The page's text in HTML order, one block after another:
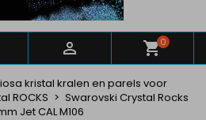
 0
kristal kralen en parels voor
ROCKS
Swarovski Crystal Rocks
Jet CAL M106
Maak een verlanglijst
Annuleren Inloggen